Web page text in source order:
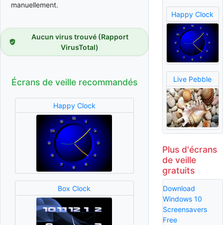
manuellement.
Aucun virus trouvé (Rapport
VirusTotal)
Écrans de veille recommandés
Happy Clock
Box Clock
Happy Clock
Live Pebble
Plus d'écrans
de veille
gratuits
Download
Windows 10
Screensavers
Free